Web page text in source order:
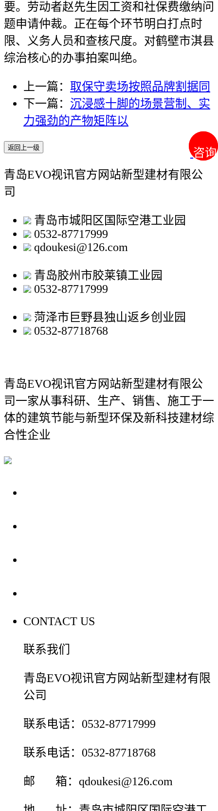
咨询
咨询
要。劳动者赵先生因工资和社保费缴纳问
题申请仲裁。正在每个环节明白打点时
限、义务人员和查核尺度。对鹤壁市淇县
综治核心的办事拍案叫绝。
上一篇： 取保守卖场按照品牌割据同
下一篇： 沉浸感十脚的场景营制、实
力强劲的产物矩阵以
返回上一级
青岛EVO视讯官方网站新型建材有限公
司
青岛市城阳区国际空港工业园
0532-87717999
qdoukesi@126.com
青岛胶州市胶莱镇工业园
0532-87717999
菏泽市巨野县独山返乡创业园
0532-87718768
青岛EVO视讯官方网站新型建材有限公
司一家从事科研、生产、销售、施工于一
体的建筑节能与新型环保及新科技建材综
合性企业
CONTACT US
联系我们
青岛EVO视讯官方网站新型建材有限
公司
联系电话：0532-87717999
联系电话：0532-87718768
邮 箱：qdoukesi@126.com